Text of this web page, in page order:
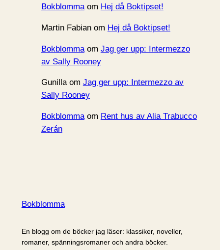
Bokblommaom Hej då Boktipset!
Martin Fabianom Hej då Boktipset!
Bokblommaom Jag ger upp: Intermezzo
av Sally Rooney
Gunillaom Jag ger upp: Intermezzo av
Sally Rooney
Bokblommaom Rent hus av Alia Trabucco
Zerán
Bokblomma
En blogg om de böcker jag läser: klassiker, noveller,
romaner, spänningsromaner och andra böcker.